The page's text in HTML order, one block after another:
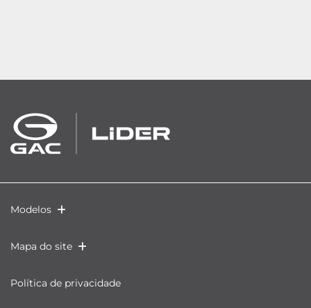
Modelos
Mapa do site
Política de privacidade